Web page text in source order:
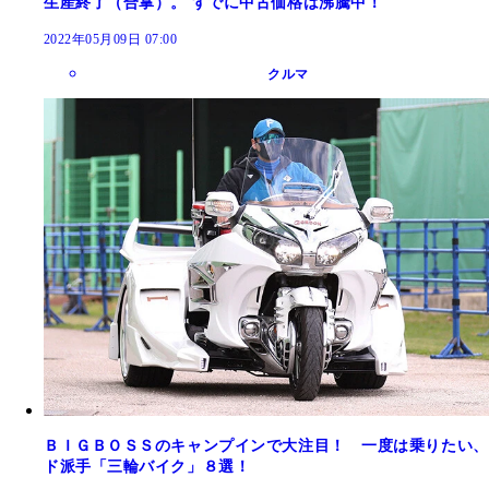
2022年05月09日 07:00
クルマ
ＢＩＧＢＯＳＳのキャンプインで大注目！ 一度は乗りたい、
ド派手「三輪バイク」８選！